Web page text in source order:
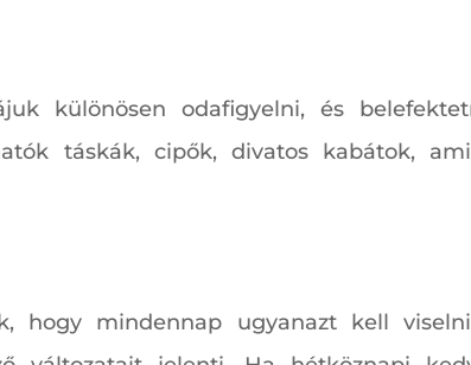
különösen odafigyelni, és
táskák, cipők, divatos kabátok,
hogy mindennap ugyanazt kell